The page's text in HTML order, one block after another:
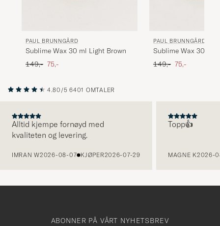
PAUL BRUNNGÅRD
Sublime Wax 30 ml Light Brown
Ordinær pris
149,- Nedsatt pris
75,-
PAUL BRUNNGÅRD
Sublime Wax 30 ml
Brown
Ordinær pris
149,- Nedsatt pris
75,-
4.80/5 6401 OMTALER
Alltid kjempe fornøyd med
kvaliteten og levering.
IMRAN W2026-08-07 KJØPER2026-07-29
Topp👍
MAGNE K2026-
ABONNER PÅ VÅRT NYHETSBREV